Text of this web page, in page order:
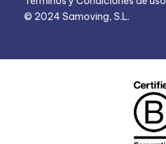
© 2024 Samoving, S.L.